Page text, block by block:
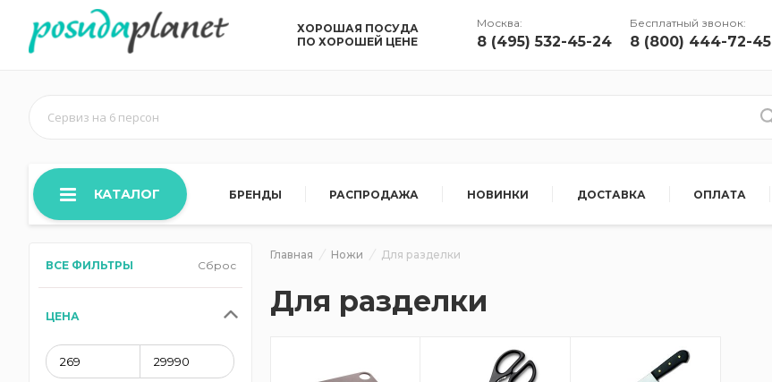
ХОРОШАЯ ПОСУДА
ПО ХОРОШЕЙ ЦЕНЕ
Москва:
8 (495) 532-45-24
Бесплатный звонок:
8 (800) 444-72-45
Сервиз на 6 персон
КАТАЛОГ БРЕНДЫ РАСПРОДАЖА НОВИНКИ ДОСТАВКА ОПЛАТА
ВСЕ ФИЛЬТРЫ Сброс
ЦЕНА
Главная Ножи Для разделки
Для разделки